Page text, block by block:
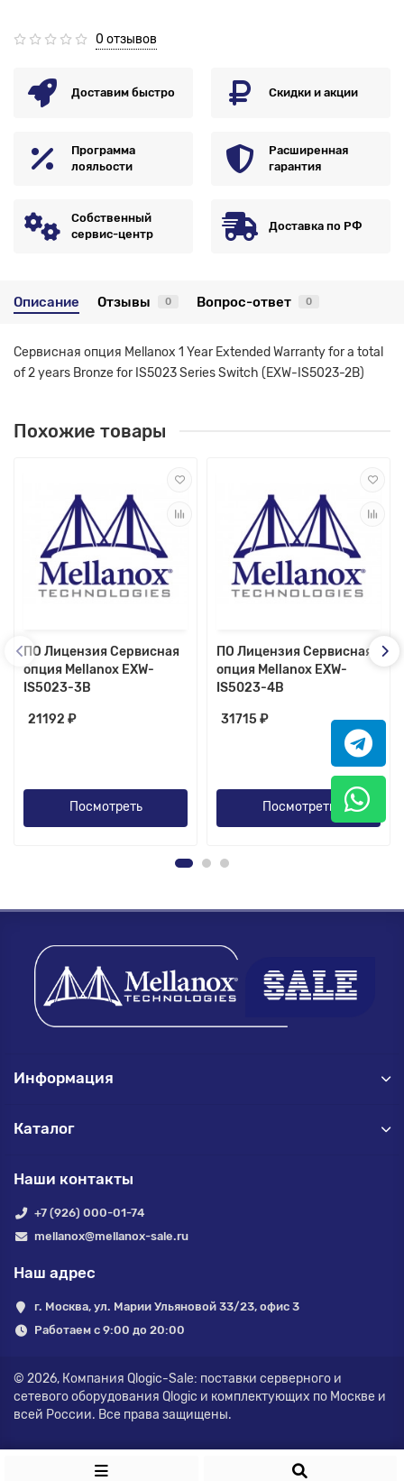
0 отзывов
Доставим быстро Скидки и акции
Программа
лояльости
Расширенная
гарантия
Собственный
сервис-центр
Доставка по РФ
Описание Отзывы 0 Вопрос-ответ 0
Сервисная опция Mellanox 1 Year Extended Warranty for a total
of 2 years Bronze for IS5023 Series Switch (EXW-IS5023-2B)
Похожие товары
ПО Лицензия Сервисная
опция Mellanox EXW-
IS5023-3B
21192 ₽
Посмотреть
ПО Лицензия Сервисная
опция Mellanox EXW-
IS5023-4B
31715 ₽
Посмотреть
Информация
Каталог
Наши контакты
+7 (926) 000-01-74
mellanox@mellanox-sale.ru
Наш адрес
г. Москва, ул. Марии Ульяновой 33/23, офис 3
Работаем с 9:00 до 20:00
© 2026, Компания Qlogic-Sale: поставки серверного и
сетевого оборудования Qlogic и комплектующих по Москве и
всей России. Все права защищены.